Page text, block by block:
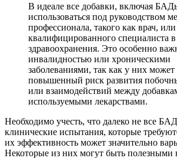
В идеале все добавки, включая
использоваться под руководством
профессионала, такого как врач,
квалифицированного специалиста в
здравоохранения. Это особенно
инвалидностью или хроническими
заболеваниями, так как у них
повышенный риск развития
или взаимодействий между
используемыми лекарствами.
Необходимо учесть, что далеко не все
клинические испытания, которые
их эффективность может значительно
Некоторые из них могут быть полезными